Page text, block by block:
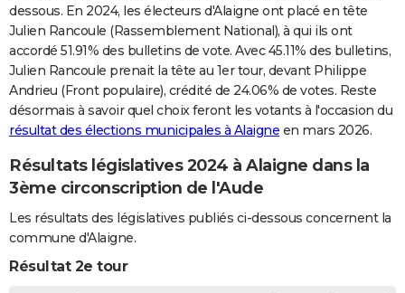
Carte de Noël
Carte Bonne année
Carte Saint-Valentin
Carte Pâques
Carte d'anniversaire
DICTIONNAIRE
Dictionnaire
Biographies
Citations
Expressions
Proverbes
PROGRAMME TV
COPAINS D'AVANT
S'inscrire
Se connecter
Lycées
Collèges
Primaires
Universités
Entreprises
Service militaire
Avis de recherche
AVIS DE DÉCÈS
FORUM
Bricolage
Lifestyle
Culture
Sport
Auto
Television
Voyage
Cinema
dessous. En 2024, les électeurs d'Alaigne ont placé en tête
Julien Rancoule (Rassemblement National), à qui ils ont
accordé 51.91% des bulletins de vote. Avec 45.11% des bulletins,
Julien Rancoule prenait la tête au 1er tour, devant Philippe
Andrieu (Front populaire), crédité de 24.06% de votes. Reste
désormais à savoir quel choix feront les votants à l'occasion du
résultat des élections municipales à Alaigne en mars 2026.
Résultats législatives 2024 à Alaigne dans la
3ème circonscription de l'Aude
Les résultats des législatives publiés ci-dessous concernent la
commune d'Alaigne.
Résultat 2e tour